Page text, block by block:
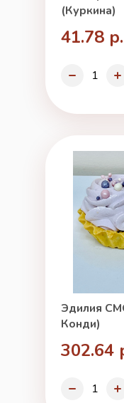
(Куркина)
41.78 р.
Эдилия
Конди)
302.64